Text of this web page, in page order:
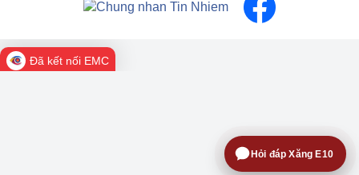
Hỏi đáp Xăng E10
Đã kết nối EMC